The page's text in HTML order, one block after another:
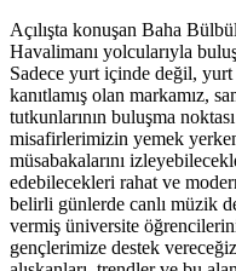
Açılışta konuşan Baha
Havalimanı yolcularıyla
Sadece yurt içinde değil,
kanıtlamış olan markamız,
tutkunlarının buluşma
misafirlerimizin yemek
müsabakalarını
edebilecekleri rahat ve
belirli günlerde canlı müzik
vermiş üniversite
gençlerimize destek